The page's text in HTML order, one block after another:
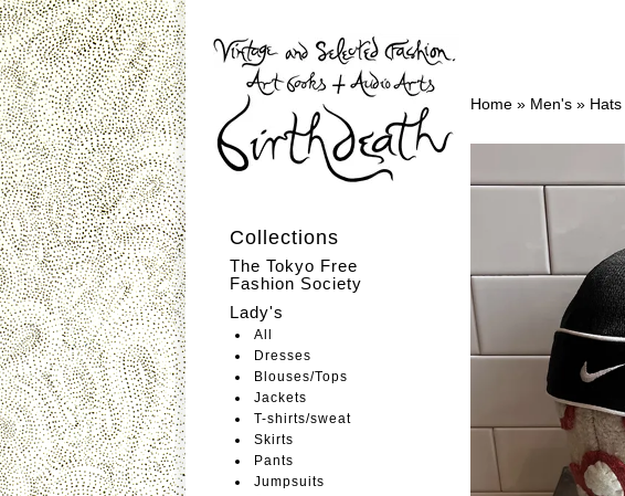
Collections
The Tokyo Free
Fashion Society
Lady's
All
Dresses
Blouses/Tops
Jackets
T-shirts/sweat
Skirts
Pants
Jumpsuits
Home » Men's » Hats